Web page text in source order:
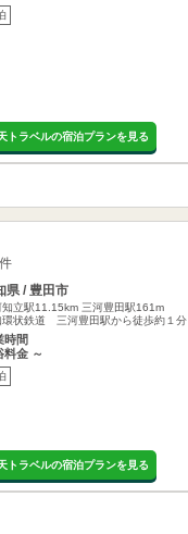
トラベルの宿泊プランを見る
県 / 豊田市
知立駅11.15km 三河豊田駅161m
環状鉄道 三河豊田駅から徒歩約１分
時間
料金 ～
トラベルの宿泊プランを見る